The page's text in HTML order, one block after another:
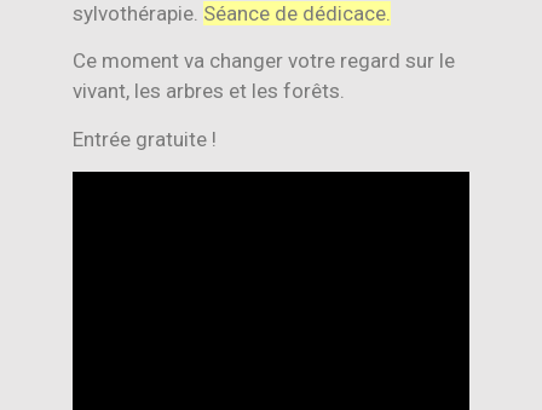
sylvothérapie. Séance de dédicace.
Ce moment va changer votre regard sur le
vivant, les arbres et les forêts.
Entrée gratuite !